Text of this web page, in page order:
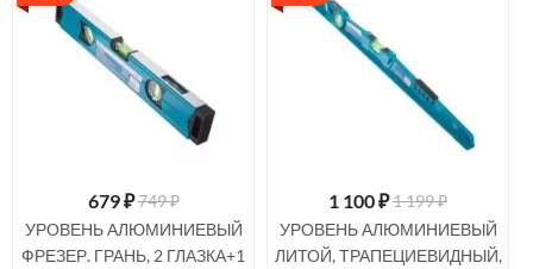
679₽749 ₽
УРОВЕНЬ АЛЮМИНИЕВЫЙ
ФРЕЗЕР. ГРАНЬ, 2 ГЛАЗКА+1
1 100₽1 199 ₽
УРОВЕНЬ АЛЮМИНИЕВЫЙ
ЛИТОЙ, ТРАПЕЦИЕВИДНЫЙ,